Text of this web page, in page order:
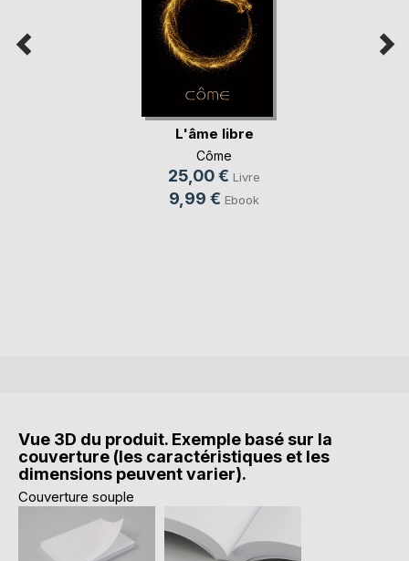
L'âme libre
Côme
25,00 € Livre
9,99 € Ebook
Vue 3D du produit. Exemple basé sur la
couverture (les caractéristiques et les
dimensions peuvent varier).
Couverture souple